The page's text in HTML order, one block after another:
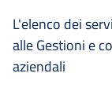
L'elenco dei
alle Gestioni e
aziendali